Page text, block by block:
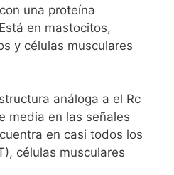
una proteína
en mastocitos,
y células musculares
análoga a el Rc
media en las señales
en casi todos los
células musculares